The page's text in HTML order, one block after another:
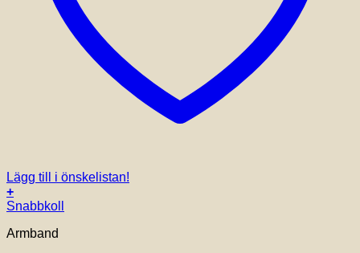
Lägg till i önskelistan!
+
Snabbkoll
Armband